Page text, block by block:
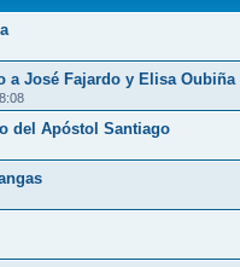
a José Fajardo y Elisa Oubiña
del Apóstol Santiago